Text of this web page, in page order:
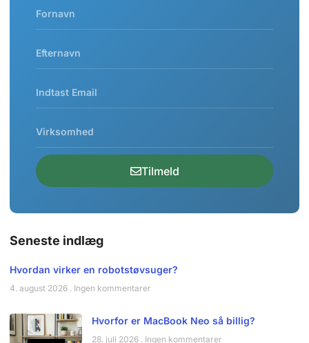
Tilmeld
Seneste indlæg
Hvordan virker en robotstøvsuger?
4. august 2026 Ingen kommentarer
Hvorfor er MacBook Neo så billig?
28. juli 2026 Ingen kommentarer